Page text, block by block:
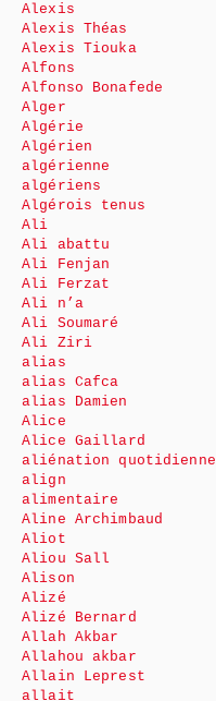
Alexis
Alexis Théas
Alexis Tiouka
Alfons
Alfonso Bonafede
Alger
Algérie
Algérien
algérienne
algériens
Algérois tenus
Ali
Ali abattu
Ali Fenjan
Ali Ferzat
Ali n’a
Ali Soumaré
Ali Ziri
alias
alias Cafca
alias Damien
Alice
Alice Gaillard
aliénation quotidienne
align
alimentaire
Aline Archimbaud
Aliot
Aliou Sall
Alison
Alizé
Alizé Bernard
Allah Akbar
Allahou akbar
Allain Leprest
allait